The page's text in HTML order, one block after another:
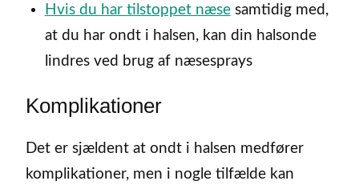
Hvis du har tilstoppet næsesamtidig med,
at du har ondt i halsen, kan din halsonde
lindres ved brug af næsesprays
Komplikationer
Det er sjældent at ondt i halsen medfører
komplikationer, men i nogle tilfælde kan